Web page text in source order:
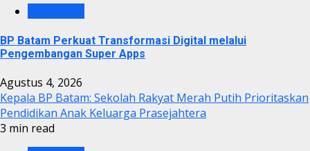
BP Batam Perkuat Transformasi Digital melalui
Pengembangan Super Apps
Agustus 4, 2026
Kepala BP Batam: Sekolah Rakyat Merah Putih Prioritaskan
Pendidikan Anak Keluarga Prasejahtera
3 min read